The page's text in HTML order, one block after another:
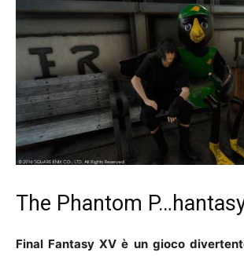
The Phantom
Final Fantasy XV è un gioco